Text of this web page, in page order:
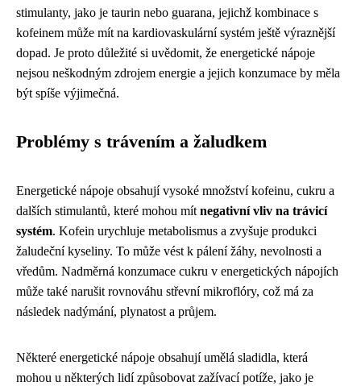
stimulanty, jako je taurin nebo guarana, jejichž kombinace s
kofeinem může mít na kardiovaskulární systém ještě výraznější
dopad. Je proto důležité si uvědomit, že energetické nápoje
nejsou neškodným zdrojem energie a jejich konzumace by měla
být spíše výjimečná.
Problémy s trávením a žaludkem
Energetické nápoje obsahují vysoké množství kofeinu, cukru a
dalších stimulantů, které mohou mít negativní vliv na trávicí
systém. Kofein urychluje metabolismus a zvyšuje produkci
žaludeční kyseliny. To může vést k pálení žáhy, nevolnosti a
vředům. Nadměrná konzumace cukru v energetických nápojích
může také narušit rovnováhu střevní mikroflóry, což má za
následek nadýmání, plynatost a průjem.
Některé energetické nápoje obsahují umělá sladidla, která
mohou u některých lidí způsobovat zažívací potíže, jako je